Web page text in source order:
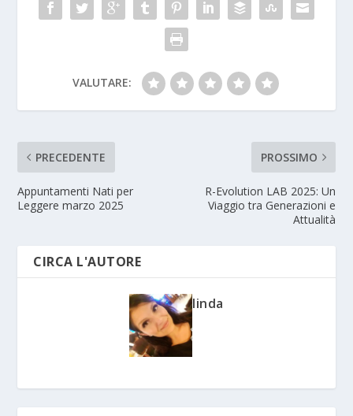
VALUTARE:
PRECEDENTE
Appuntamenti Nati per
Leggere marzo 2025
PROSSIMO
R-Evolution LAB 2025: Un
Viaggio tra Generazioni e
Attualità
CIRCA L'AUTORE
linda